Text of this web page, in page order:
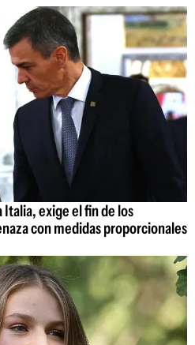
exige el fin de los
con medidas proporcionales